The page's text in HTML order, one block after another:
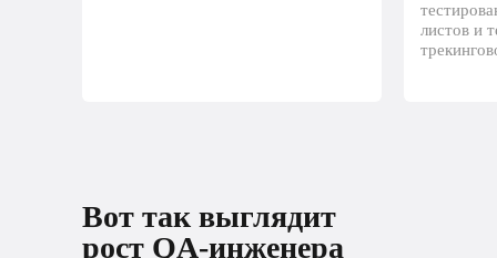
листов и
Вот так выглядит
рост QA-инженера
Вот так выглядит
разработчика